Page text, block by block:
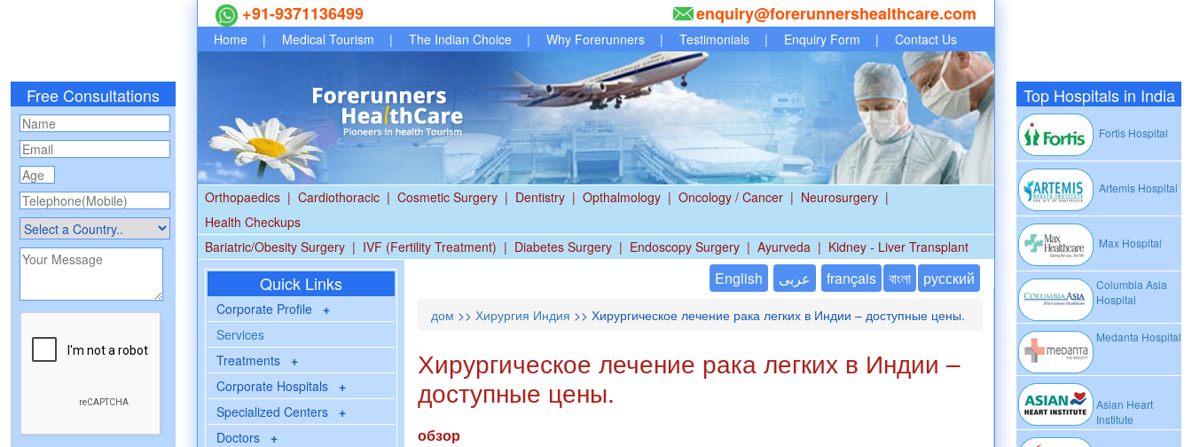
Free Consultations Top Hospitals in India
Fortis Hospital
Artemis Hospital
Max Hospital
Columbia Asia
Hospital
Medanta Hospital
Asian Heart
Institute
+91-9371136499 enquiry@forerunnershealthcare.com
Home | Medical Tourism | The Indian Choice | Why Forerunners | Testimonials | Enquiry Form | Contact Us
Orthopaedics | Cardiothoracic | Cosmetic Surgery | Dentistry | Opthalmology | Oncology / Cancer | Neurosurgery |
Health Checkups
Bariatric/Obesity Surgery | IVF (Fertility Treatment) | Diabetes Surgery | Endoscopy Surgery | Ayurveda | Kidney - Liver Transplant
Quick Links
Corporate Profile +
Services
Treatments +
Corporate Hospitals +
Specialized Centers +
Doctors +
English عربى français বাংলা русский
дом >> Хирургия Индия >> Хирургическое лечение рака легких в Индии – доступные цены.
Хирургическое лечение рака легких в Индии –
доступные цены.
обзор